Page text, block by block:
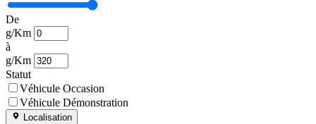
De
g/Km
à
g/Km
Statut
Véhicule Occasion
Véhicule Démonstration
Localisation